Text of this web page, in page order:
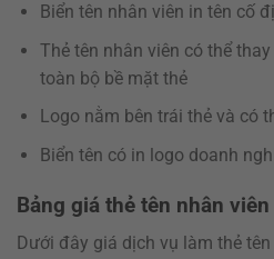
Biển tên nhân viên in tên cố
Thẻ tên nhân viên có thể
toàn bộ bề mặt thẻ
Logo nằm bên trái thẻ và có
Biển tên có in logo doanh
Bảng giá thẻ tên nhân viên
Dưới đây giá dịch vụ làm thẻ